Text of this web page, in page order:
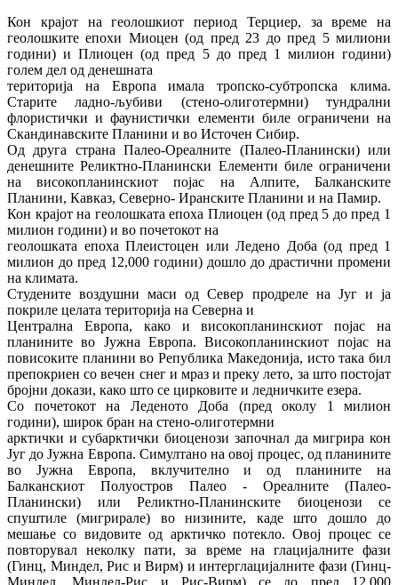
Кон крајот на геолошкиот период Терциер, за време на
геолошките епохи Миоцен (од пред 23 до пред 5 милиони
години) и Плиоцен (од пред 5 до пред 1 милион години)
голем дел од денешната
територија на Европа имала тропско‐субтропска клима.
Старите ладно‐љубиви (стено‐олиготермни) тундрални
флористички и фаунистички елементи биле ограничени на
Скандинавските Планини и во Источен Сибир.
Од друга страна Палео‐Ореалните (Палео‐Планински) или
денешните Реликтно‐Планински Елементи биле ограничени
на високопланинскиот појас на Алпите, Балканските
Планини, Кавказ, Северно‐ Иранските Планини и на Памир.
Кон крајот на геолошката епоха Плиоцен (од пред 5 до пред 1
милион години) и во почетокот на
геолошката епоха Плеистоцен или Ледено Доба (од пред 1
милион до пред 12,000 години) дошло до драстични промени
на климата.
Студените воздушни маси од Север продреле на Југ и ја
покриле целата територија на Северна и
Централна Европа, како и високопланинскиот појас на
планините во Јужна Европа. Високопланинскиот појас на
повисоките планини во Република Македонија, исто така бил
препокриен со вечен снег и мраз и преку лето, за што постојат
бројни докази, како што се цирковите и ледничките езера.
Со почетокот на Леденото Доба (пред околу 1 милион
години), широк бран на стено‐олиготермни
арктички и субарктички биоценози започнал да мигрира кон
Југ до Јужна Европа. Симултано на овој процес, од планините
во Јужна Европа, вклучително и од планините на
Балканскиот Полуостров Палео ‐ Ореалните (Палео‐
Планински) или Реликтно‐Планинските биоценози се
спуштиле (мигрирале) во низините, каде што дошло до
мешање со видовите од арктичко потекло. Овој процес се
повторувал неколку пати, за време на глацијалните фази
(Гинц, Миндел, Рис и Вирм) и интерглацијалните фази (Гинц‐
Миндел, Миндел‐Рис и Рис‐Вирм) се до пред 12,000